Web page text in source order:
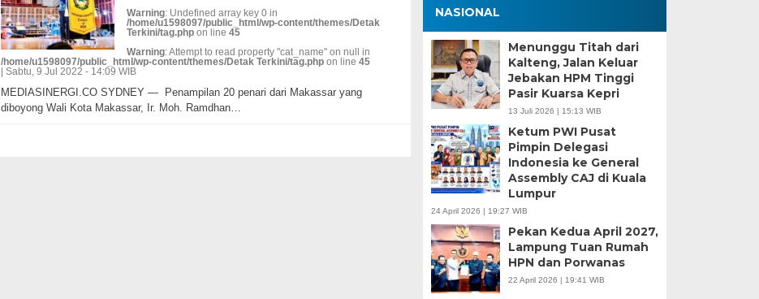
Warning: Undefined array key 0 in
/home/u1598097/public_html/wp-content/themes/Detak
Terkini/tag.phpon line 45
Warning: Attempt to read property "cat_name" on null in
/home/u1598097/public_html/wp-content/themes/Detak Terkini/tag.phpon line 45
Sabtu, 9 Jul 2022 - 14:09 WIB
MEDIASINERGI.CO SYDNEY — Penampilan 20 penari dari Makassar yang
diboyong Wali Kota Makassar, Ir. Moh. Ramdhan…
NASIONAL
Menunggu Titah dari
Kalteng, Jalan Keluar
Jebakan HPM Tinggi
Pasir Kuarsa Kepri
13 Juli 2026 | 15:13 WIB
Ketum PWI Pusat
Pimpin Delegasi
Indonesia ke General
Assembly CAJ di Kuala
Lumpur
24 April 2026 | 19:27 WIB
Pekan Kedua April 2027,
Lampung Tuan Rumah
HPN dan Porwanas
22 April 2026 | 19:41 WIB